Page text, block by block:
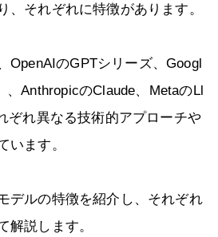
、それぞれに特徴があります。
OpenAIのGPTシリーズ、Googl
、AnthropicのClaude、MetaのLl
ぞれ異なる技術的アプローチや
います。
デルの特徴を紹介し、それぞれ
解説します。